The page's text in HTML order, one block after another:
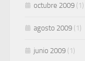
octubre 2009 (1)
agosto 2009 (1)
junio 2009 (1)